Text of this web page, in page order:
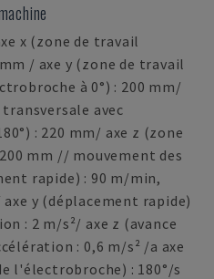
x (zone de travail
/ axe y (zone de travail
à 0°) : 200 mm/
avec
: 220 mm/ axe z (zone
mm // mouvement des
rapide) : 90 m/min,
y (déplacement rapide)
: 2 m/s²/ axe z (avance
: 0,6 m/s² /a axe
l'électrobroche) : 180°/s